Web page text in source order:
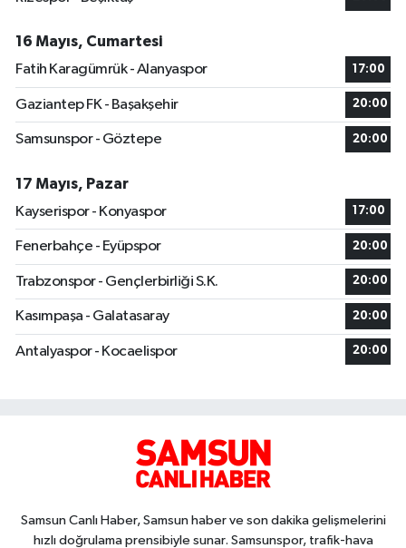
16 Mayıs, Cumartesi
Fatih Karagümrük - Alanyaspor
17:00
Gaziantep FK - Başakşehir 20:00
Samsunspor - Göztepe 20:00
17 Mayıs, Pazar
Kayserispor - Konyaspor
17:00
Fenerbahçe - Eyüpspor 20:00
Trabzonspor - Gençlerbirliği S.K. 20:00
Kasımpaşa - Galatasaray 20:00
Antalyaspor - Kocaelispor 20:00
Samsun Canlı Haber, Samsun haber ve son dakika gelişmelerini
hızlı doğrulama prensibiyle sunar. Samsunspor, trafik-hava